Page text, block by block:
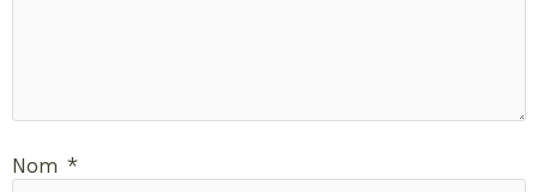
Nom *